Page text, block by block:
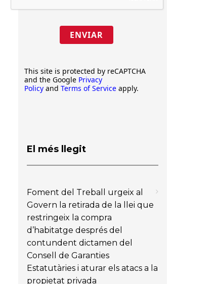
ENVIAR
This site is protected by reCAPTCHA
and the Google Privacy
Policy and Terms of Service apply.
El més llegit
Foment del Treball urgeix al
Govern la retirada de la llei que
restringeix la compra
d’habitatge després del
contundent dictamen del
Consell de Garanties
Estatutàries i aturar els atacs a la
propietat privada